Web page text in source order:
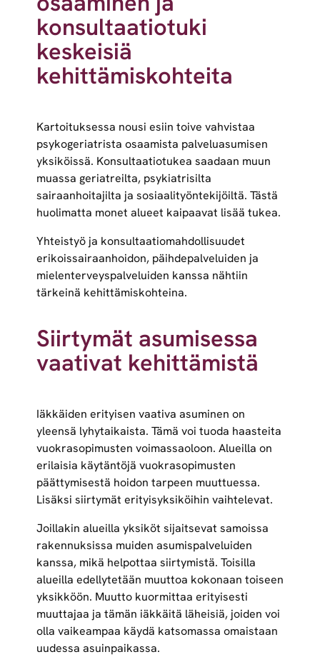
konsultaatiotuki
keskeisiä
kehittämiskohteita
Kartoituksessa nousi esiin toive vahvistaa
psykogeriatrista osaamista palveluasumisen
yksiköissä. Konsultaatiotukea saadaan muun
muassa geriatreilta, psykiatrisilta
sairaanhoitajilta ja sosiaalityöntekijöiltä. Tästä
huolimatta monet alueet kaipaavat lisää tukea.
Yhteistyö ja konsultaatiomahdollisuudet
erikoissairaanhoidon, päihdepalveluiden ja
mielenterveyspalveluiden kanssa nähtiin
tärkeinä kehittämiskohteina.
Siirtymät asumisessa
vaativat kehittämistä
Iäkkäiden erityisen vaativa asuminen on
yleensä lyhytaikaista. Tämä voi tuoda haasteita
vuokrasopimusten voimassaoloon. Alueilla on
erilaisia käytäntöjä vuokrasopimusten
päättymisestä hoidon tarpeen muuttuessa.
Lisäksi siirtymät erityisyksiköihin vaihtelevat.
Joillakin alueilla yksiköt sijaitsevat samoissa
rakennuksissa muiden asumispalveluiden
kanssa, mikä helpottaa siirtymistä. Toisilla
alueilla edellytetään muuttoa kokonaan toiseen
yksikköön. Muutto kuormittaa erityisesti
muuttajaa ja tämän iäkkäitä läheisiä, joiden voi
olla vaikeampaa käydä katsomassa omaistaan
uudessa asuinpaikassa.